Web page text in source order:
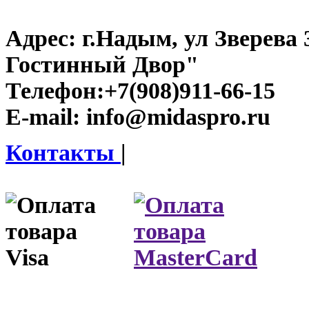
Адрес: г.Надым, ул
Гостинный Двор"
Телефон:+7(908)911-66-15
E-mail: info@midaspro.ru
Контакты |